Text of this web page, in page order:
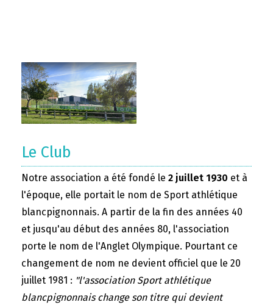
Le Club
Notre association a été fondé le 2 juillet 1930 et à
l'époque, elle portait le nom de Sport athlétique
blancpignonnais. A partir de la fin des années 40
et jusqu'au début des années 80, l'association
porte le nom de l'Anglet Olympique. Pourtant ce
changement de nom ne devient officiel que le 20
juillet 1981 : "l'association Sport athlétique
blancpignonnais change son titre qui devient